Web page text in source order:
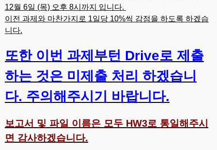
12월 6일 (목) 오후 8시까지 입니다.
이전 과제와 마찬가지로 1일당 10%씩 감점을 하도록 하겠습
니다.
또한 이번 과제부턴 Drive로 제출
하는 것은 미제출 처리 하겠습니
다. 주의해주시기 바랍니다.
보고서 및 파일 이름은 모두 HW3로 통일해주시
면 감사하겠습니다.